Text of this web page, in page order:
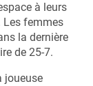
à leurs
Les femmes
la dernière
de 25-7.
joueuse